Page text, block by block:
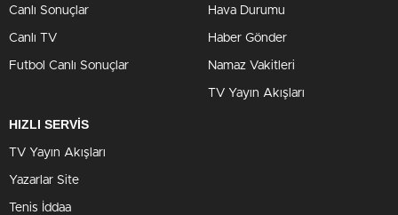
Canlı Sonuçlar
Canlı TV
Futbol Canlı Sonuçlar
Hava Durumu
Haber Gönder
Namaz Vakitleri
TV Yayın Akışları
HIZLI SERVİS
TV Yayın Akışları
Yazarlar Site
Tenis İddaa